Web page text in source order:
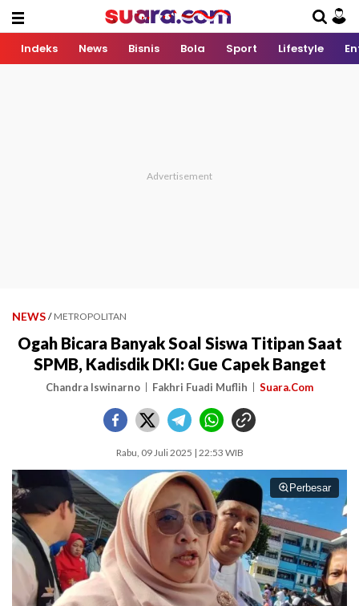
Indeks News Bisnis Bola Sport Lifestyle
NEWS / METROPOLITAN
Ogah Bicara Banyak Soal Siswa Titipan Saat
SPMB, Kadisdik DKI: Gue Capek Banget
Chandra Iswinarno Fakhri Fuadi Muflih Suara.Com
Rabu, 09 Juli 2025 | 22:53 WIB
Perbesar